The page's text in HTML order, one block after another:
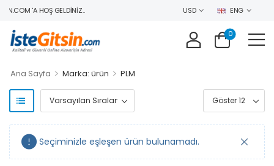
'A HOŞ GELDINIZ.. USD ENG
0
Ana Sayfa > Marka: ürün > PLM
Seçiminizle eşleşen ürün bulunamadı.